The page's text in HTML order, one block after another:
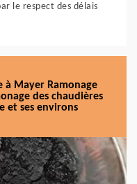
le respect des délais
à Mayer Ramonage
des chaudières
et ses environs